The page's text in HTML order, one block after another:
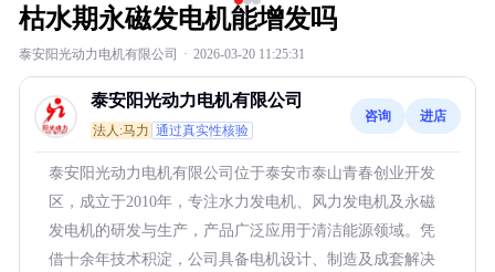
枯水期永磁发电机能增发吗
泰安阳光动力电机有限公司 · 2026-03-20 11:25:31
泰安阳光动力电机有限公司
法人:马力 通过真实性核验
咨询 进店
泰安阳光动力电机有限公司位于泰安市泰山青春创业开发
区，成立于2010年，专注水力发电机、风力发电机及永磁
发电机的研发与生产，产品广泛应用于清洁能源领域。凭
借十余年技术积淀，公司具备电机设计、制造及成套解决